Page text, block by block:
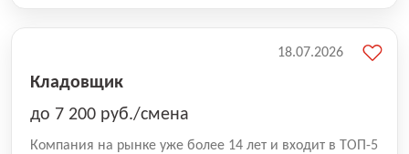
Кладовщик
до 7 200 руб./смена
Компания на рынке уже более 14 лет и входит в ТОП-5
18.07.2026